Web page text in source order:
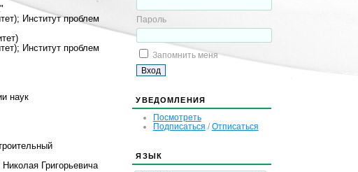
Пароль
Запомнить меня
УВЕДОМЛЕНИЯ
Посмотреть
Подписаться / Отписаться
ЯЗЫК
Институт проблем
Институт проблем
наук
Григорьевича